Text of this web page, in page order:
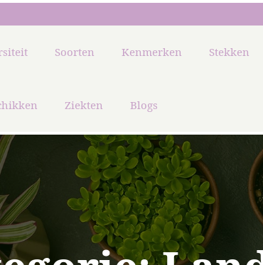
Soorten Kenmerken Stekken
Ziekten Blogs